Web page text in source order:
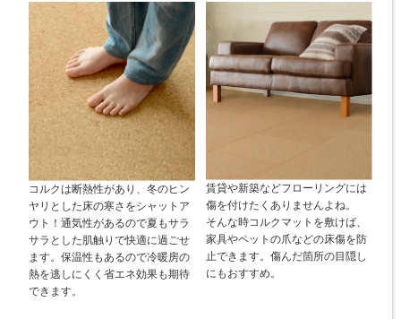
コルクは断熱性があり、冬のヒン
ヤリとした床の寒さをシャットア
ウト！通気性があるので夏もサラ
サラとした肌触りで快適に過ごせ
ます。保温性もあるので冷暖房の
熱を逃しにくく省エネ効果も期待
できます。
賃貸や新築などフローリングには
傷を付けたくありませんよね。
そんな時コルクマットを敷けば、
家具やペットの爪などの床傷を防
止できます。傷んだ箇所の目隠し
にもおすすめ。